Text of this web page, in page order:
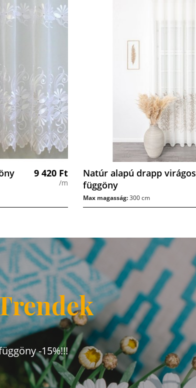
9 420 Ft
/m
Natúr alapú drapp virágos
függöny
Max magasság:300 cm
-15%!!!